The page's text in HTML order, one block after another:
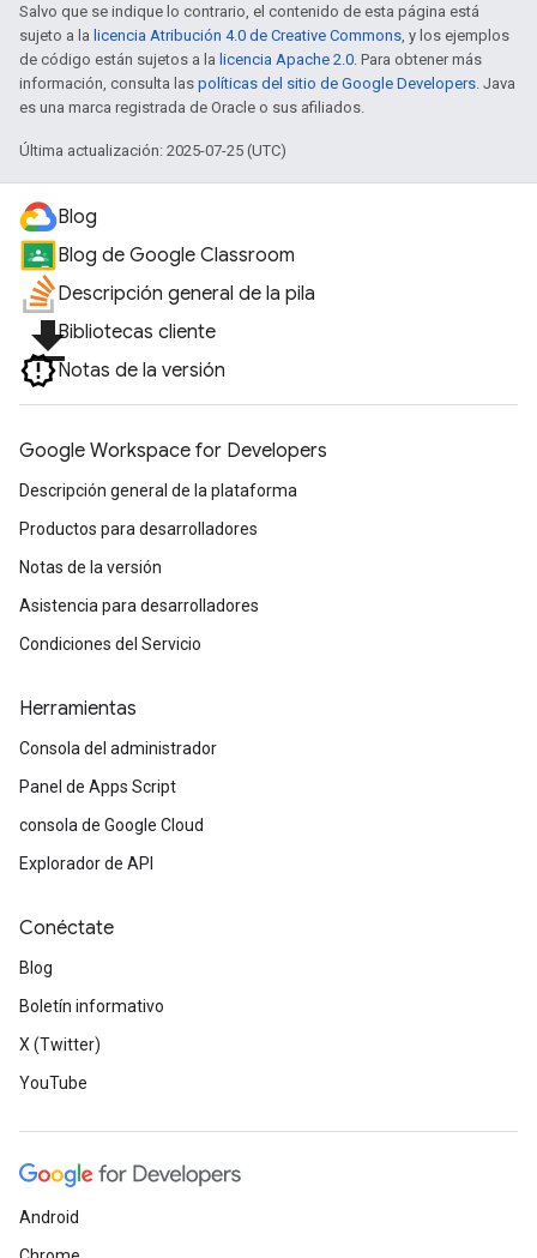
Salvo que se indique lo contrario, el contenido de esta página está
sujeto a la licencia Atribución 4.0 de Creative Commons, y los ejemplos
de código están sujetos a la licencia Apache 2.0. Para obtener más
información, consulta las políticas del sitio de Google Developers. Java
es una marca registrada de Oracle o sus afiliados.
Última actualización: 2025-07-25 (UTC)
Blog
Blog de Google Classroom
Descripción general de la pila
file_downloadBibliotecas cliente
Notas de la versión
Google Workspace for Developers
Descripción general de la plataforma
Productos para desarrolladores
Notas de la versión
Asistencia para desarrolladores
Condiciones del Servicio
Herramientas
Consola del administrador
Panel de Apps Script
consola de Google Cloud
Explorador de API
Conéctate
Blog
Boletín informativo
X (Twitter)
YouTube
Android